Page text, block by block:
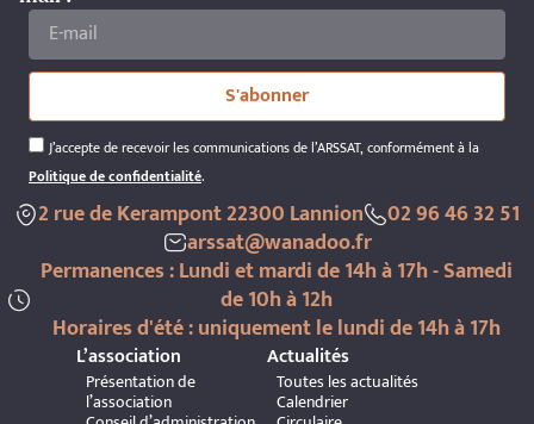
J’accepte de recevoir les communications de l’ARSSAT, conformément à la
Politique de confidentialité.
S'abonner
2 rue de Kerampont 22300 Lannion
02 96 46 32 51
arssat@wanadoo.fr
Permanences : Lundi et mardi de 14h à 17h - Samedi
de 10h à 12h
Horaires d'été : uniquement le lundi de 14h à 17h
L’association
Présentation de
l’association
Actualités
Toutes les actualités
Calendrier